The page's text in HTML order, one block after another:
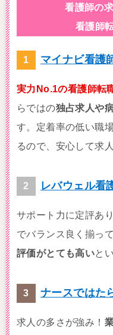
看護師の
看護師
マイナビ看護
実力No.1の看護師転
らではの独占求人や
す。定着率の低い職
るので、安心して求
レバウェル看
サポート力に定評あ
でバランス良く揃っ
評価がとても高いと
ナースではた
求人の多さが強み！